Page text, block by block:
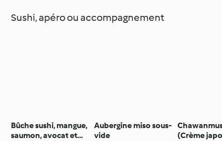
Sushi, apéro ou accompagnement
Bûche sushi, mangue,
saumon, avocat et
Aubergine miso sous-
vide
(Crème